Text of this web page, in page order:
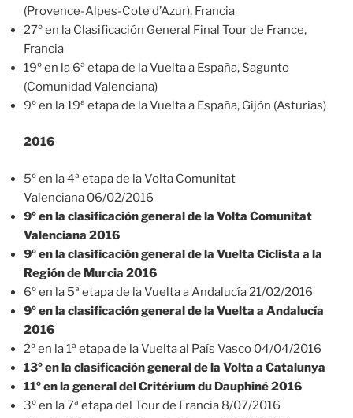
(Provence-Alpes-Cote d’Azur), Francia
27º en la Clasificación General Final Tour de France,
Francia
19º en la 6ª etapa de la Vuelta a España, Sagunto
(Comunidad Valenciana)
9º en la 19ª etapa de la Vuelta a España, Gijón (Asturias)
2016
5º en la 4ª etapa de la Volta Comunitat
Valenciana 06/02/2016
9º en la clasificación general de la Volta Comunitat
Valenciana 2016
9º en la clasificación general de la Vuelta Ciclista a la
Región de Murcia 2016
6º en la 5ª etapa de la Vuelta a Andalucía 21/02/2016
9º en la clasificación general de la Vuelta a Andalucía
2016
2º en la 1ª etapa de la Vuelta al País Vasco 04/04/2016
13º en la clasificación general de la Volta a Catalunya
11º en la general del Critérium du Dauphiné 2016
3º en la 7ª etapa del Tour de Francia 8/07/2016